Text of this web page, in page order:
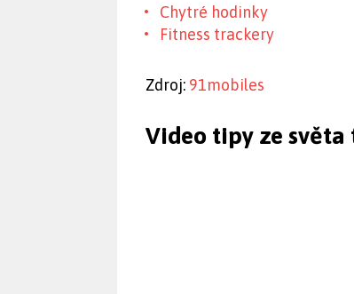
Chytré hodinky
Fitness trackery
Zdroj: 91mobiles
Video tipy ze